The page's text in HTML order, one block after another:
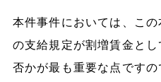
本件事件においては、こ
の支給規定が割増賃金と
否かが最も重要な点です